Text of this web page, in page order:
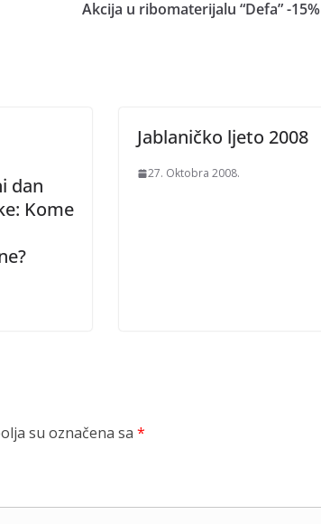
Akcija u ribomaterijalu “Defa” -15%
dan
Kome
Jablaničko ljeto 2008
27. Oktobra 2008.
su označena sa *